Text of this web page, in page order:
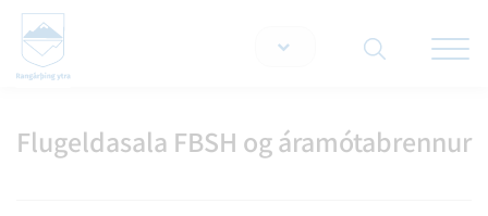
Flugeldasala FBSH og áramótabrennur
Leita á vef